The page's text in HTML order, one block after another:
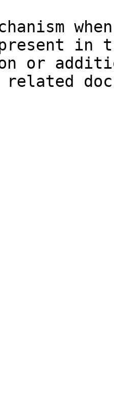
in
or